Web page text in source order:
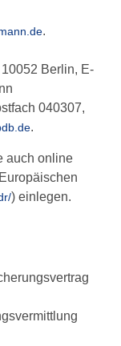
.
Berlin, E-
040307,
.
auch online
) einlegen.